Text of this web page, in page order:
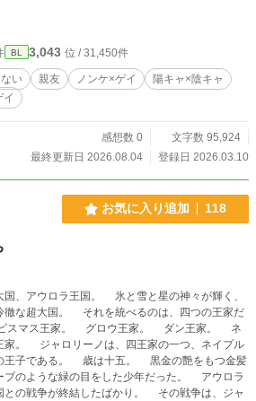
あのシャワー室で、あいつの「秘密」を暴いて
。 親友という名
る、俺の壊れるほど一途な恋の記録。 水泳サー
パン」バイトを舞台に、「親友」と「恋愛」の境
む、切なくて熱い青春BLです。
BL 3,043 位 / 31,450件
い 親友 ノンケ×ゲイ
陽キャ×陰キャ
イ
感想数 0
文字数 95,924
最終更新日 2026.08.04
登録日 2026.03.10
お気に入り追加 118
、アウロラ王国。 氷と雪と星の神々が輝く、
徹な超大国。 それを統べるのは、四つの王家だ
一つ、ネイプル
王子である。 歳は十五。 黒金の艶をもつ金髪
のような緑の目をした少年だった。 アウロラ
との戦争が終結したばかり。 その戦争は、ジャ